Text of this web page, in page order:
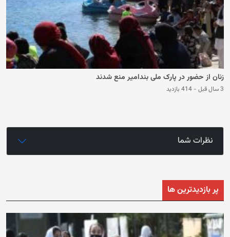
زنان از حضور در پارک ملی بندامیر منع شدند
3 سال قبل - 414 بازدید
نظرات شما
پر بازدیدترین ها